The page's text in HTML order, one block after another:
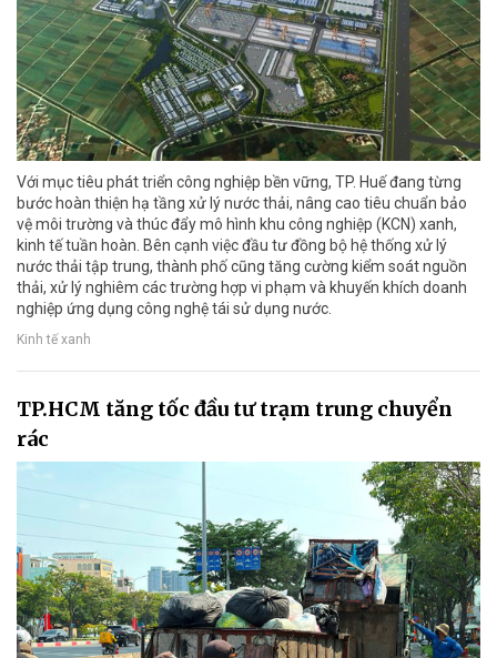
Với mục tiêu phát triển công nghiệp bền vững, TP. Huế đang từng
bước hoàn thiện hạ tầng xử lý nước thải, nâng cao tiêu chuẩn bảo
vệ môi trường và thúc đẩy mô hình khu công nghiệp (KCN) xanh,
kinh tế tuần hoàn. Bên cạnh việc đầu tư đồng bộ hệ thống xử lý
nước thải tập trung, thành phố cũng tăng cường kiểm soát nguồn
thải, xử lý nghiêm các trường hợp vi phạm và khuyến khích doanh
nghiệp ứng dụng công nghệ tái sử dụng nước.
Kinh tế xanh
TP.HCM tăng tốc đầu tư trạm trung chuyển
rác